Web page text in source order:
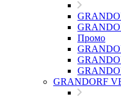
Промо
GRANDORF